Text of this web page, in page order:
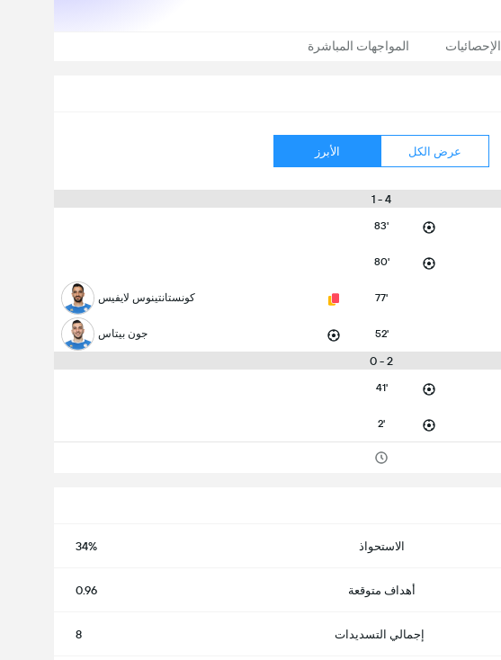
الإحصائيات المواجهات المباشرة
عرض الكل الأبرز
4 - 1
83'
80'
77' كونستانتينوس لايفيس
52' جون بيتاس
2 - 0
41'
2'
الاستحواذ 34%
أهداف متوقعة 0.96
إجمالي التسديدات 8